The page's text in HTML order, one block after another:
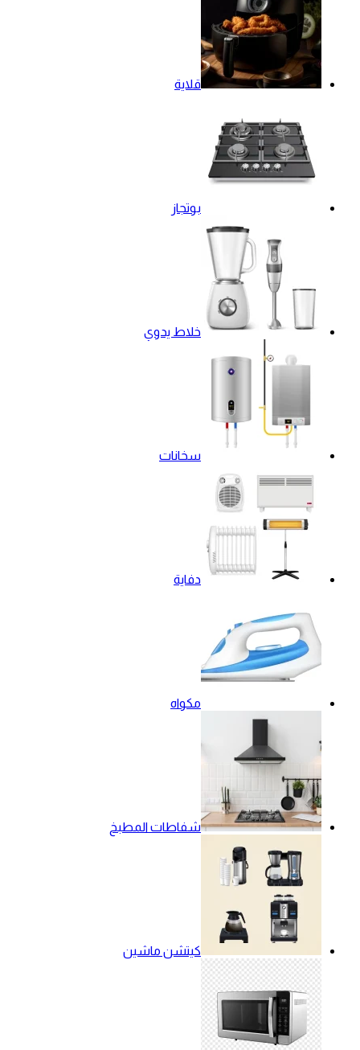
قلاية
بوتجاز
خلاط يدوي
سخانات
دفاية
مكواه
شفاطات المطبخ
كيتشن ماشين